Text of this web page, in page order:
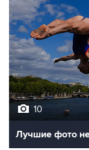
10
Лучшие фото